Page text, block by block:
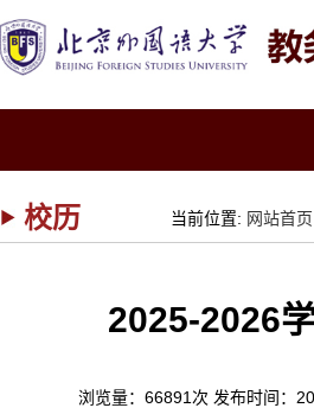
校历 当前位置: 网站首页
2025-2026
浏览量： 66891 次 发布时间：